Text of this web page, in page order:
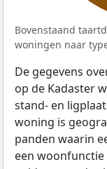
Bovenstaand
woningen naar
De gegevens
op de Kadaster
stand- en
woning is
panden waarin
een woonfunctie